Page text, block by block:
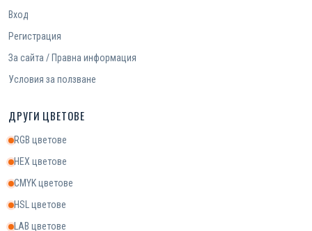
Вход
Регистрация
За сайта / Правна информация
Условия за ползване
ДРУГИ ЦВЕТОВЕ
RGB цветове
HEX цветове
CMYK цветове
HSL цветове
LAB цветове